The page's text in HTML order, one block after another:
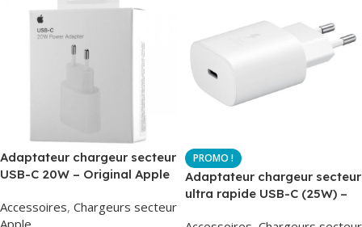
Adaptateur chargeur secteur
USB-C 20W – Original Apple
Original
Accessoires, Chargeurs secteur
Adaptateur chargeur secteur
ultra rapide USB-C (25W) –